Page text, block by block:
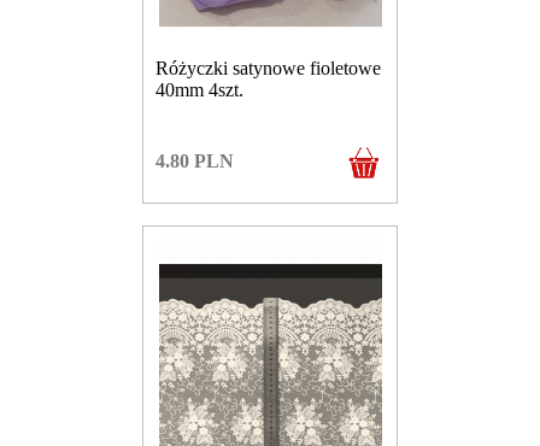
Różyczki satynowe fioletowe
40mm 4szt.
4.80 PLN